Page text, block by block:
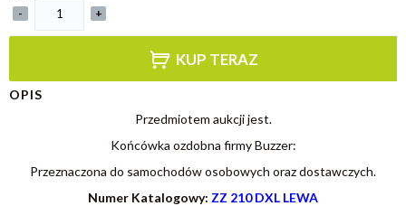
- +
KUP TERAZ
OPIS
Przedmiotem aukcji jest.
Końcówka ozdobna firmy Buzzer:
Przeznaczona do samochodów osobowych oraz dostawczych.
Numer Katalogowy: ZZ 210 DXL LEWA